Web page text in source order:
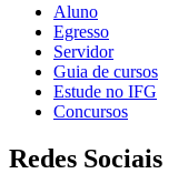
Aluno
Egresso
Servidor
Guia de cursos
Estude no IFG
Concursos
Redes Sociais